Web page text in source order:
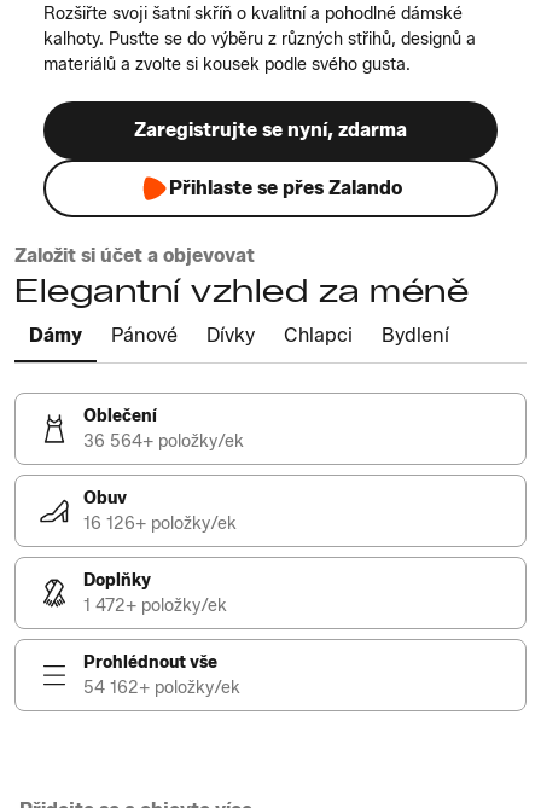
Rozšiřte svoji šatní skříň o kvalitní a pohodlné dámské
kalhoty. Pusťte se do výběru z různých střihů, designů a
materiálů a zvolte si kousek podle svého gusta.
Zaregistrujte se nyní, zdarma
Přihlaste se přes Zalando
Založit si účet a objevovat
Elegantní vzhled za méně
Dámy Pánové Dívky Chlapci Bydlení
Oblečení
36 564+ položky/ek
Obuv
16 126+ položky/ek
Doplňky
1 472+ položky/ek
Prohlédnout vše
54 162+ položky/ek